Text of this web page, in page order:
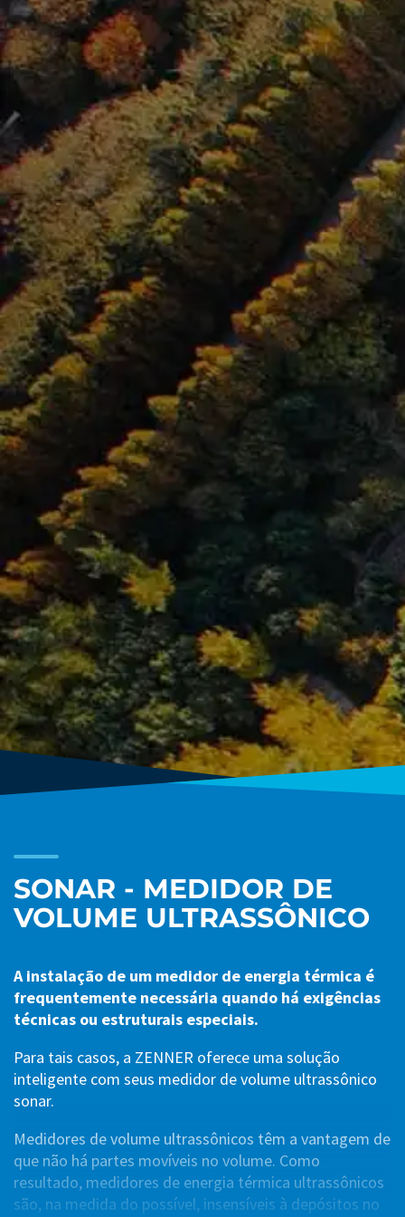
SONAR - MEDIDOR DE
VOLUME ULTRASSÔNICO
A instalação de um medidor de energia térmica é
frequentemente necessária quando há exigências
técnicas ou estruturais especiais.
Para tais casos, a ZENNER oferece uma solução
inteligente com seus medidor de volume ultrassônico
sonar.
Medidores de volume ultrassônicos têm a vantagem de
que não há partes movíveis no volume. Como
resultado, medidores de energia térmica ultrassônicos
são, na medida do possível, insensíveis à depósitos no